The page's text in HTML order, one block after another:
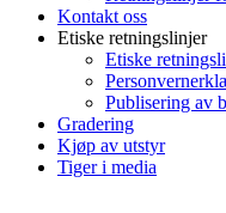
Kontakt oss
Etiske retningslinjer
Etiske
Publisering av
Gradering
Kjøp av utstyr
Tiger i media